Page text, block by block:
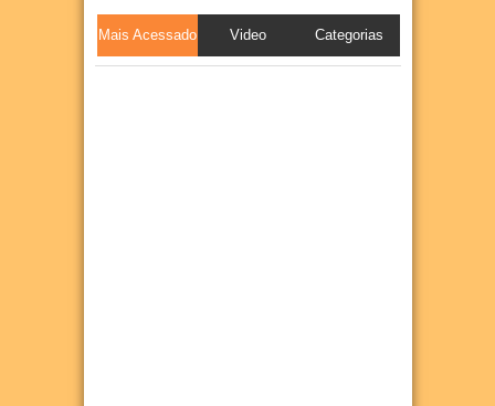
Mais Acessado Video Categorias